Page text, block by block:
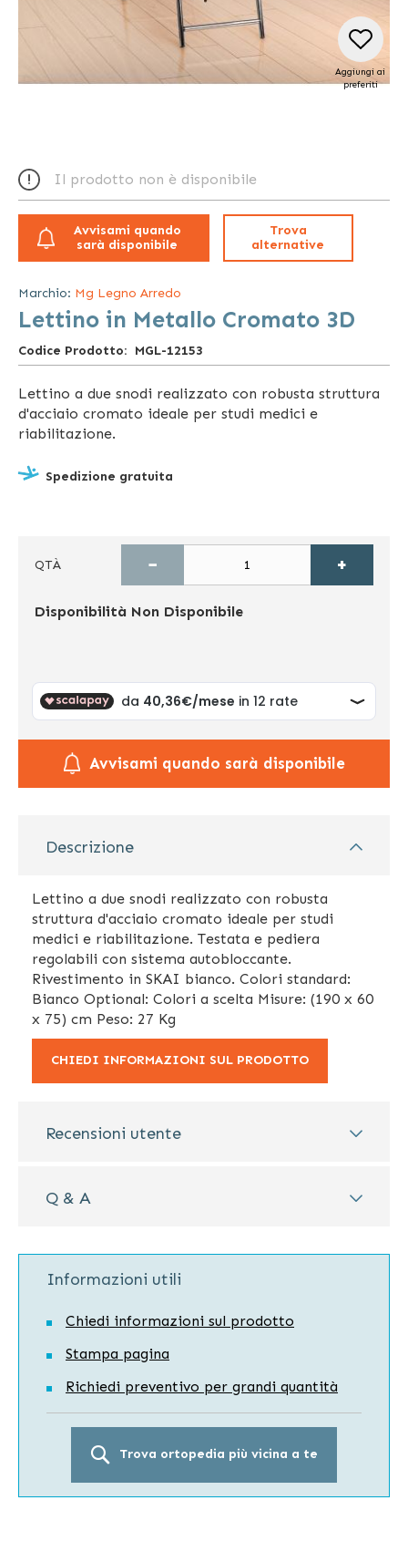
Il prodotto non è disponibile
Avvisami quando
sarà disponibile
Trova
alternative
all'inizio
della
immagini
Aggiungi ai
preferiti
Marchio: Mg Legno Arredo
Lettino in Metallo Cromato 3D
Codice Prodotto MGL-12153
Lettino a due snodi realizzato con robusta struttura
d'acciaio cromato ideale per studi medici e
riabilitazione.
Spedizione gratuita
QTÀ − +
Disponibilità Non Disponibile
Avvisami quando sarà disponibile
Descrizione
Lettino a due snodi realizzato con robusta
struttura d'acciaio cromato ideale per studi
medici e riabilitazione. Testata e pediera
regolabili con sistema autobloccante.
Rivestimento in SKAI bianco. Colori standard:
Bianco Optional: Colori a scelta Misure: (190 x 60
x 75) cm Peso: 27 Kg
CHIEDI INFORMAZIONI SUL PRODOTTO
Recensioni utente
Q & A
Informazioni utili
Chiedi informazioni sul prodotto
Stampa pagina
Richiedi preventivo per grandi quantità
Trova ortopedia più vicina a te